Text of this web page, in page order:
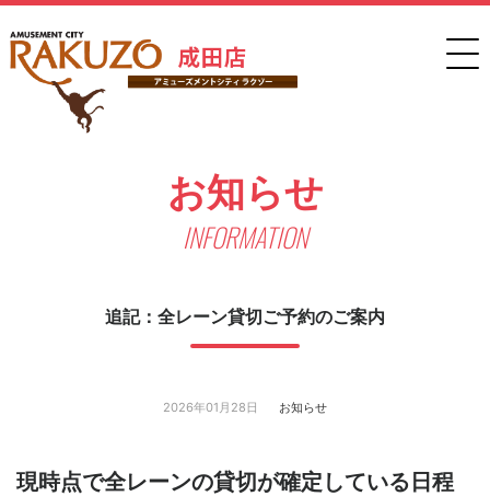
お知らせ
INFORMATION
追記：全レーン貸切ご予約のご案内
2026年01月28日 お知らせ
現時点で全レーンの貸切が確定している日程